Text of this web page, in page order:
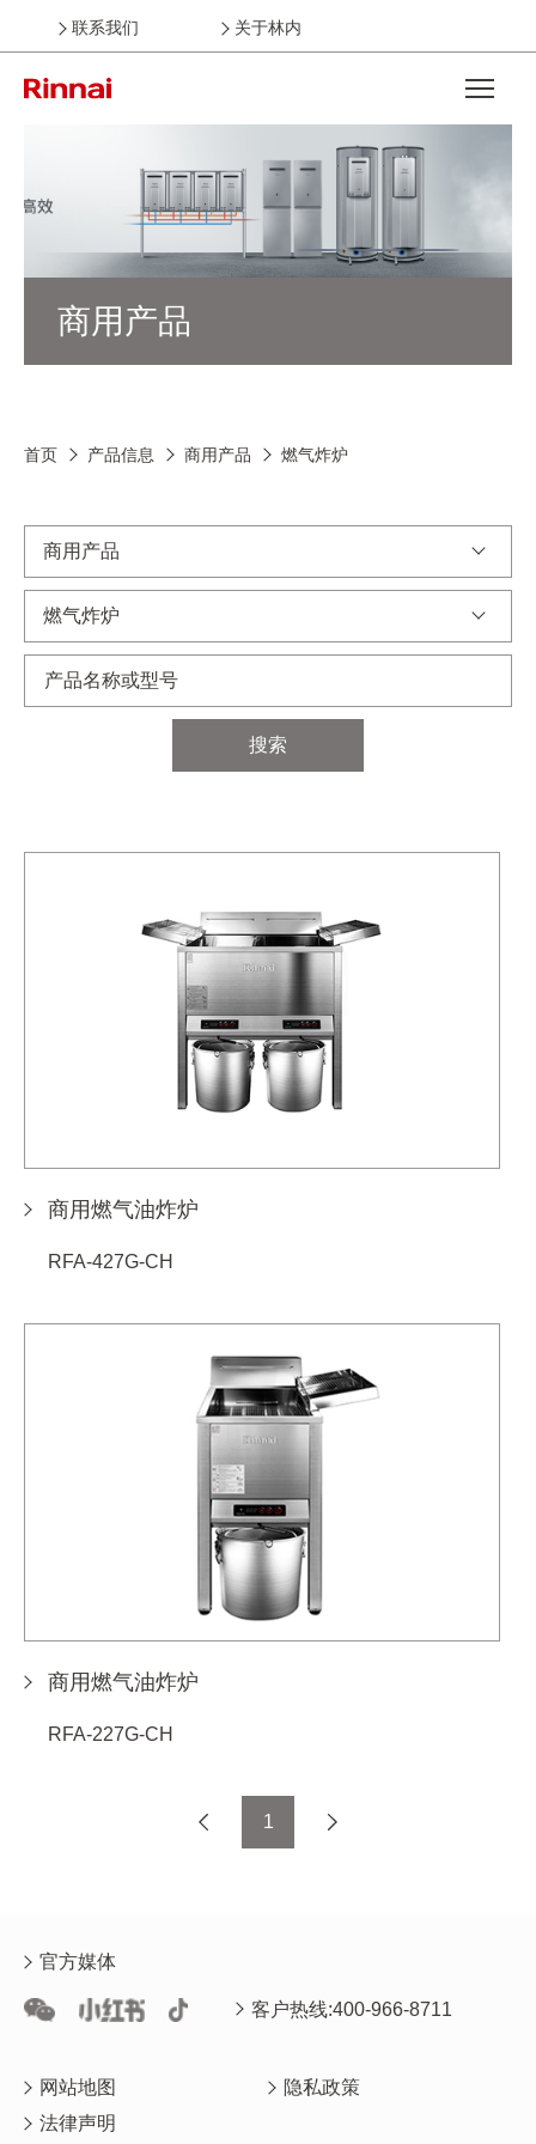
联系我们 关于林内
Open the
商用产品
首页 产品信息 商用产品 燃气炸炉
商用产品
燃气炸炉
搜索
商用燃气油炸炉
RFA-427G-CH
商用燃气油炸炉
RFA-227G-CH
1
官方媒体
客户热线:400-966-8711
网站地图
隐私政策
法律声明